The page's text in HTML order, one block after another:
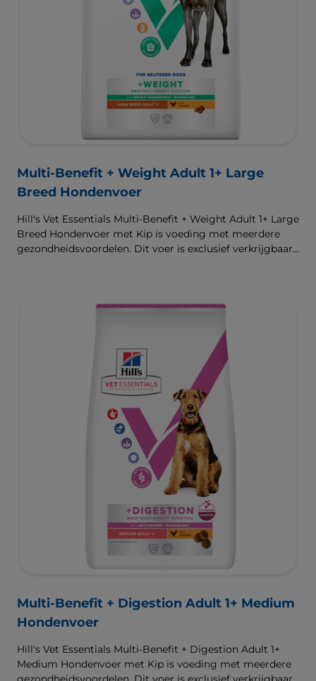
Multi-Benefit + Weight Adult 1+ Large
Breed Hondenvoer
Hill's Vet Essentials Multi-Benefit + Weight Adult 1+ Large
Breed Hondenvoer met Kip is voeding met meerdere
gezondheidsvoordelen. Dit voer is exclusief verkrijgbaar
samengesteld om een gezond gewicht te ondersteunen
gezonde gewrichten. Onze unieke technologie voor
gewichtscontrole helpt honden om vet te verbranden en
een gezond gewicht te bereiken en te behouden. De
beste ondersteuning voor nu en de toekomst.
Multi-Benefit + Digestion Adult 1+ Medium
Hondenvoer
Hill's Vet Essentials Multi-Benefit + Digestion Adult 1+
Medium Hondenvoer met Kip is voeding met meerdere